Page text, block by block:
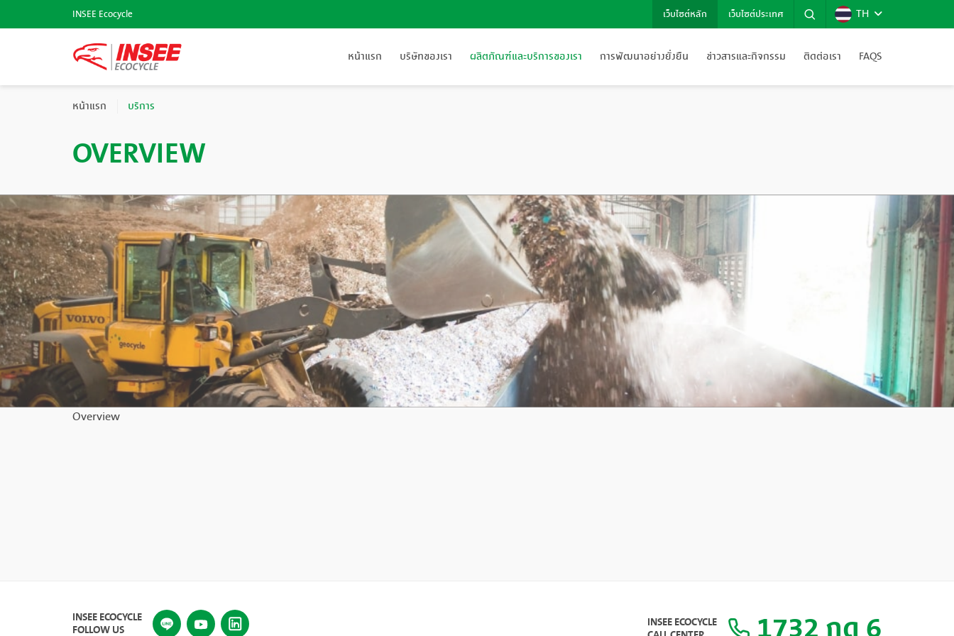
INSEE Ecocycle เว็บไซต์หลัก เว็บไซต์ประเทศ TH
หน้าแรก บริษัทของเรา ผลิตภัณฑ์และบริการของเรา การพัฒนาอย่างยั่งยืน ข่าวสารและกิจกรรม ติดต่อเรา FAQS
หน้าแรก บริการ
OVERVIEW
Overview
INSEE ECOCYCLE
FOLLOW US INSEE ECOCYCLE